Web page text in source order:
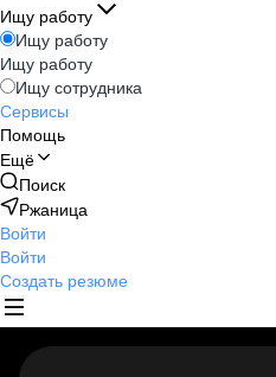
Ищу работу
Ищу работу
Ищу работу
Ищу сотрудника
Сервисы
Помощь
Ещё
Поиск
Ржаница
Войти
Войти
Создать резюме